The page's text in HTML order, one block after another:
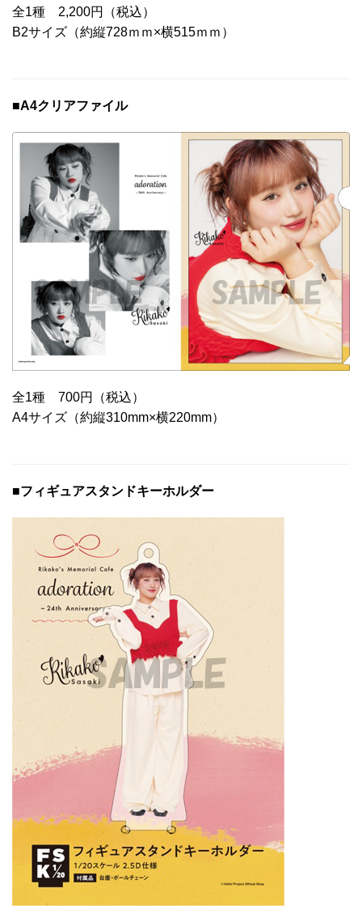
全1種 2,200円（税込）
B2サイズ（約縦728ｍｍ×横515ｍｍ）
■A4クリアファイル
全1種 700円（税込）
A4サイズ（約縦310mm×横220mm）
■フィギュアスタンドキーホルダー